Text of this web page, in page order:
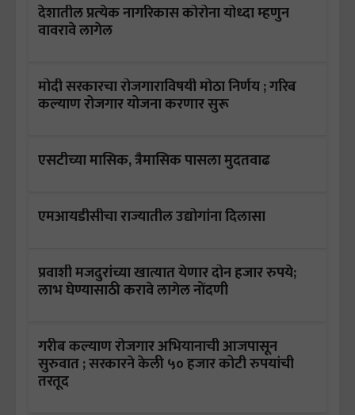
देशातील प्रत्‍येक नागरिकास कोरोना योध्‍दा म्‍हणुन
वावरावे लागेल
मोदी सरकारचा रोजगाराविषयी मोठा निर्णय ; गरिब
कल्याण रोजगार योजना करणार सुरू
एसटीच्या मासिक, त्रैमासिक पासला मुदतवाढ
एमआयडीसीचा राज्यातील उद्योगांना दिलासा
प्रवाशी मजदुरांच्या खात्यात येणार दोन हजार रुपये;
लाभ घेण्यासाठी करावे लागेल नोंदणी
गरीब कल्याण रोजगार अभियानाची आजपासून
सुरुवात ; सरकारने केली ५० हजार कोटी रुपयांची
तरतूद